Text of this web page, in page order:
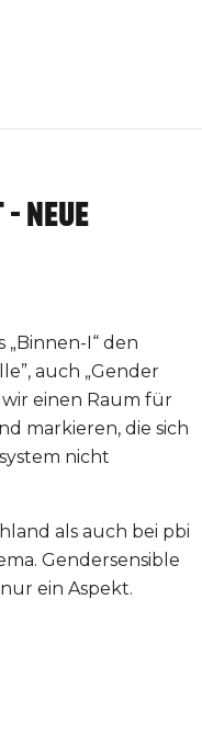
neue
I“ den
auch „Gender
einen Raum für
markieren, die sich
nicht
als auch bei pbi
Gendersensible
ein Aspekt.